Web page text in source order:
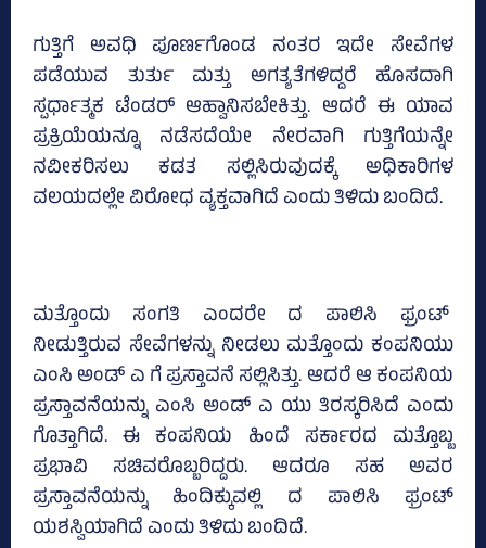
ಗುತ್ತಿಗೆ ಅವಧಿ ಪೂರ್ಣಗೊಂಡ ನಂತರ ಇದೇ ಸೇವೆಗಳ
ಪಡೆಯುವ ತುರ್ತು ಮತ್ತು ಅಗತ್ಯತೆಗಳಿದ್ದರೆ ಹೊಸದಾಗಿ
ಸ್ಪರ್ಧಾತ್ಮಕ ಟೆಂಡರ್ ಆಹ್ವಾನಿಸಬೇಕಿತ್ತು. ಆದರೆ ಈ ಯಾವ
ಪ್ರಕ್ರಿಯೆಯನ್ನೂ ನಡೆಸದೆಯೇ ನೇರವಾಗಿ ಗುತ್ತಿಗೆಯನ್ನೇ
ನವೀಕರಿಸಲು ಕಡತ ಸಲ್ಲಿಸಿರುವುದಕ್ಕೆ ಅಧಿಕಾರಿಗಳ
ವಲಯದಲ್ಲೇ ವಿರೋಧ ವ್ಯಕ್ತವಾಗಿದೆ ಎಂದು ತಿಳಿದು ಬಂದಿದೆ.
ಮತ್ತೊಂದು ಸಂಗತಿ ಎಂದರೇ ದ ಪಾಲಿಸಿ ಫ್ರಂಟ್‌
ನೀಡುತ್ತಿರುವ ಸೇವೆಗಳನ್ನು ನೀಡಲು ಮತ್ತೊಂದು ಕಂಪನಿಯು
ಎಂಸಿ ಅಂಡ್ ಎ ಗೆ ಪ್ರಸ್ತಾವನೆ ಸಲ್ಲಿಸಿತ್ತು. ಆದರೆ ಆ ಕಂಪನಿಯ
ಪ್ರಸ್ತಾವನೆಯನ್ನು ಎಂಸಿ ಅಂಡ್ ಎ ಯು ತಿರಸ್ಕರಿಸಿದೆ ಎಂದು
ಗೊತ್ತಾಗಿದೆ. ಈ ಕಂಪನಿಯ ಹಿಂದೆ ಸರ್ಕಾರದ ಮತ್ತೊಬ್ಬ
ಪ್ರಭಾವಿ ಸಚಿವರೊಬ್ಬರಿದ್ದರು. ಆದರೂ ಸಹ ಅವರ
ಪ್ರಸ್ತಾವನೆಯನ್ನು ಹಿಂದಿಕ್ಕುವಲ್ಲಿ ದ ಪಾಲಿಸಿ ಫ್ರಂಟ್‌
ಯಶಸ್ವಿಯಾಗಿದೆ ಎಂದು ತಿಳಿದು ಬಂದಿದೆ.